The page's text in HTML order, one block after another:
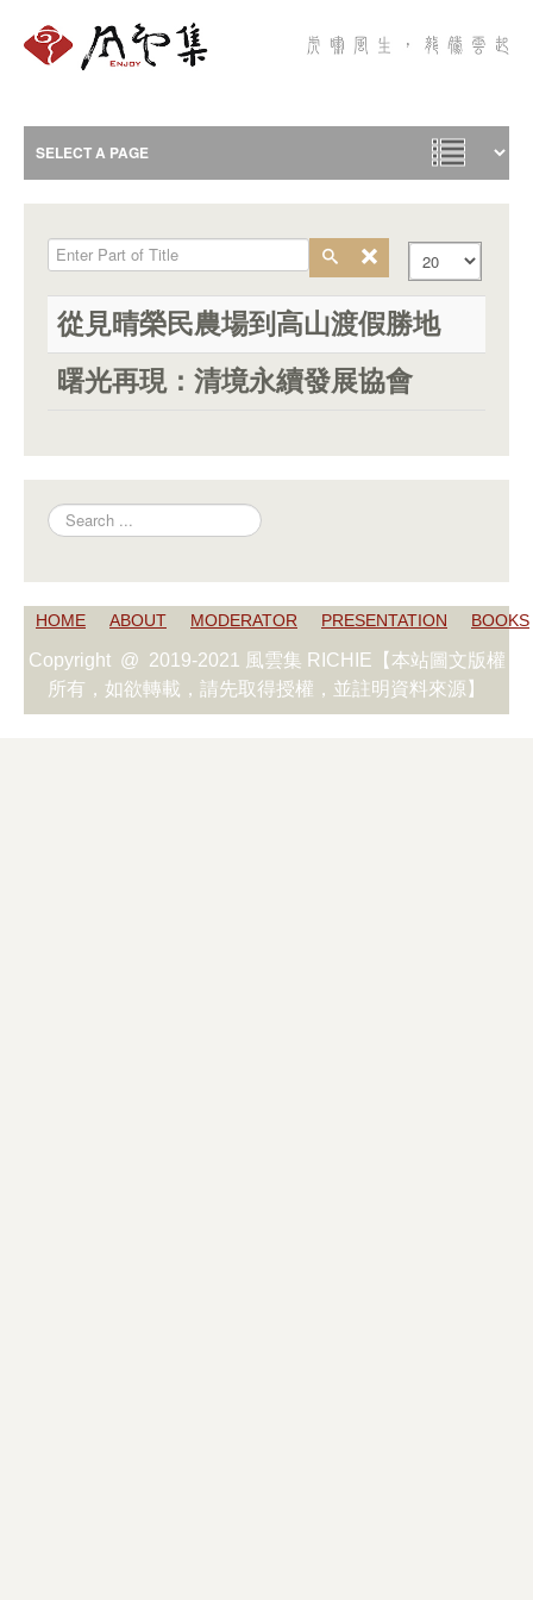
Enter Part of Title
從見晴榮民農場到高山渡假勝地
曙光再現：清境永續發展協會
Search
HOME ABOUT MODERATOR PRESENTATION BOOKS
Copyright @ 2019-2021 風雲集 RICHIE【本站圖文版權
所有，如欲轉載，請先取得授權，並註明資料來源】